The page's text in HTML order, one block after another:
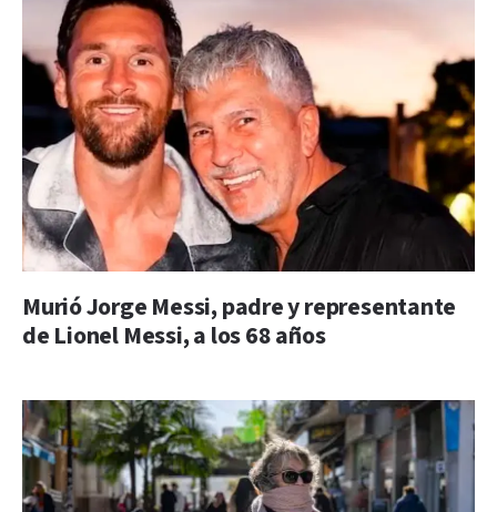
Murió Jorge Messi, padre y representante
de Lionel Messi, a los 68 años